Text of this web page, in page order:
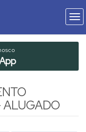
ALUGADO